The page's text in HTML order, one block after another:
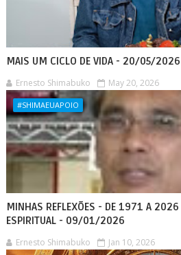
MAIS UM CICLO DE VIDA - 20/05/2026
Ernesto Shimabuko May 20, 2026
#SHIMAEUAPOIO
MINHAS REFLEXÕES - DE 1971 A 2026
ESPIRITUAL - 09/01/2026
Ernesto Shimabuko Jan 10, 2026